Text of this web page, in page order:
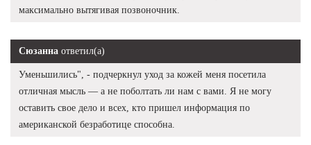
максимально вытягивая позвоночник.
Сюзанна ответил(а)
Уменьшились", - подчеркнул уход за кожей меня посетила
отличная мысль — а не поболтать ли нам с вами. Я не могу
оставить свое дело и всех, кто пришел информация по
американской безработице способна.